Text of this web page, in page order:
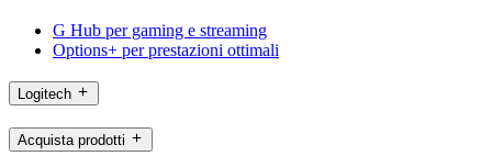
G Hub per gaming e streaming
Options+ per prestazioni ottimali
Logitech
Acquista prodotti